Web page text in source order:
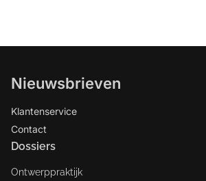
Nieuwsbrieven
Klantenservice
Contact
Dossiers
Ontwerppraktijk